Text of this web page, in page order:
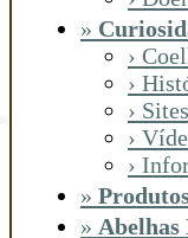
»
›
›
›
›
›
»
» Abelhas